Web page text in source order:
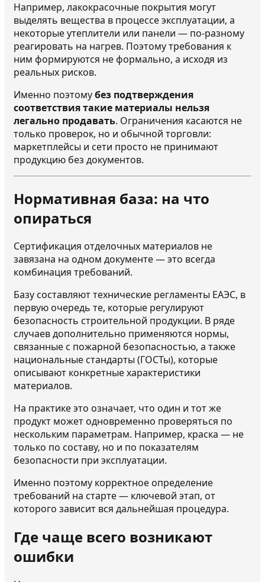
Например, лакокрасочные покрытия могут
выделять вещества в процессе эксплуатации, а
некоторые утеплители или панели — по-разному
реагировать на нагрев. Поэтому требования к
ним формируются не формально, а исходя из
реальных рисков.
Именно поэтомубез подтверждения
соответствия такие материалы нельзя
легально продавать. Ограничения касаются не
только проверок, но и обычной торговли:
маркетплейсы и сети просто не принимают
продукцию без документов.
Нормативная база: на что
опираться
Сертификация отделочных материалов не
завязана на одном документе — это всегда
комбинация требований.
Базу составляют технические регламенты ЕАЭС, в
первую очередь те, которые регулируют
безопасность строительной продукции. В ряде
случаев дополнительно применяются нормы,
связанные с пожарной безопасностью, а также
национальные стандарты (ГОСТы), которые
описывают конкретные характеристики
материалов.
На практике это означает, что один и тот же
продукт может одновременно проверяться по
нескольким параметрам. Например, краска — не
только по составу, но и по показателям
безопасности при эксплуатации.
Именно поэтому корректное определение
требований на старте — ключевой этап, от
которого зависит вся дальнейшая процедура.
Где чаще всего возникают
ошибки